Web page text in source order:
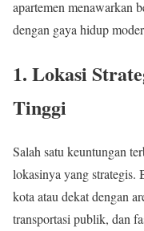
apartemen menawarkan
dengan gaya hidup
1. Lokasi
Tinggi
Salah satu keuntungan
lokasinya yang strategis.
kota atau dekat dengan
transportasi publik, dan